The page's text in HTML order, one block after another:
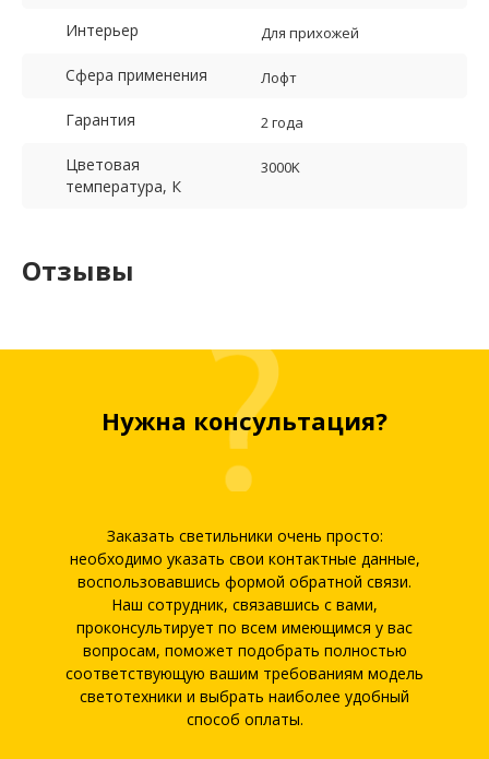
Интерьер Для прихожей
Сфера применения Лофт
Гарантия 2 года
Цветовая
температура, К
3000K
Отзывы
Нужна консультация?
Заказать светильники очень просто:
необходимо указать свои контактные данные,
воспользовавшись формой обратной связи.
Наш сотрудник, связавшись с вами,
проконсультирует по всем имеющимся у вас
вопросам, поможет подобрать полностью
соответствующую вашим требованиям модель
светотехники и выбрать наиболее удобный
способ оплаты.